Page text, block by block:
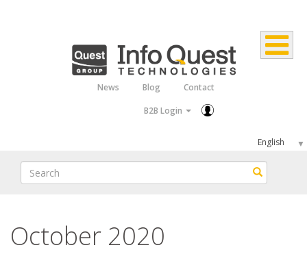
News Blog
Contact
B2B Login
Select
your
language
Search Search
October 2020